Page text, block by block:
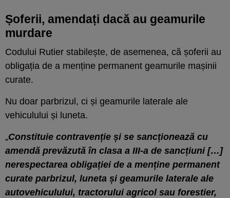
Șoferii, amendați dacă au geamurile
murdare
Codului Rutier stabilește, de asemenea, că șoferii au
obligația de a menține permanent geamurile mașinii
curate.
Nu doar parbrizul, ci și geamurile laterale ale
vehiculului și luneta.
„Constituie contravenție și se sancționează cu
amendă prevăzută în clasa a III-a de sancțiuni […]
nerespectarea obligației de a menține permanent
curate parbrizul, luneta și geamurile laterale ale
autovehiculului, tractorului agricol sau forestier,